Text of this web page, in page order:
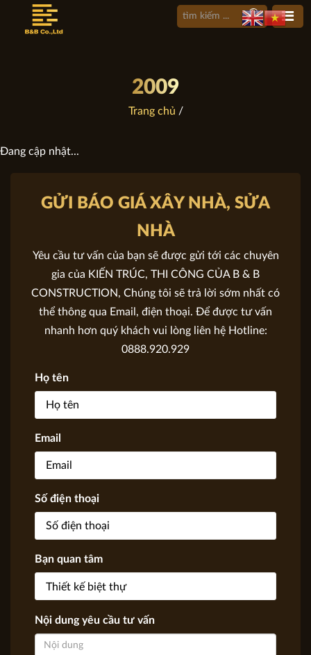
2009
Trang chủ /
Đang cập nhật...
GỬI BÁO GIÁ XÂY NHÀ, SỬA
NHÀ
Yêu cầu tư vấn của bạn sẽ được gửi tới các chuyên
gia của KIẾN TRÚC, THI CÔNG CỦA B & B
CONSTRUCTION, Chúng tôi sẽ trả lời sớm nhất có
thể thông qua Email, điện thoại. Để được tư vấn
nhanh hơn quý khách vui lòng liên hệ Hotline:
0888.920.929
Họ tên
Email
Số điện thoại
Bạn quan tâm
Nội dung yêu cầu tư vấn